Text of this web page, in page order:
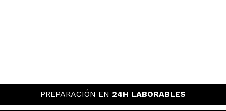
PREPARACIÓN EN 24H LABORABLES